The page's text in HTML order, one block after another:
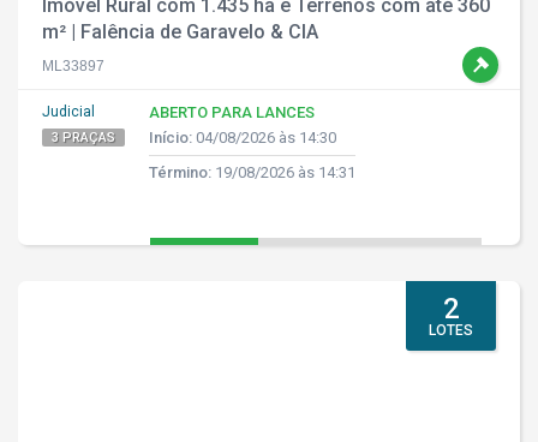
Imóvel Rural com 1.435 ha e Terrenos com até 360
m² | Falência de Garavelo & CIA
ML33897
Judicial
3 PRAÇAS
ABERTO PARA LANCES
Início: 04/08/2026 às 14:30
Término: 19/08/2026 às 14:31
2
LOTES